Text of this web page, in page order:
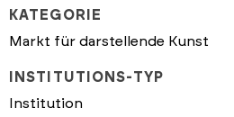
KATEGORIE
Markt für darstellende Kunst
INSTITUTIONS-TYP
Institution